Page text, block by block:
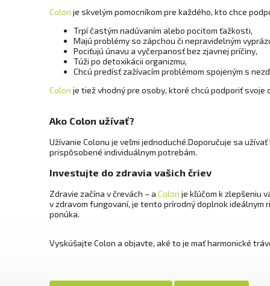
Colon je skvelým pomocníkom pre každého, kto chce
Trpí častým nadúvaním alebo pocitom ťažkosti,
Majú problémy so zápchou či nepravidelným
Pociťujú únavu a vyčerpanosť bez zjavnej príčiny,
Túži po detoxikácii organizmu,
Chcú predísť zažívacím problémom spojeným s
Colon je tiež vhodný pre osoby, ktoré chcú podporiť
Ako Colon užívať?
Užívanie Colonu je veľmi jednoduché.Doporučuje sa
prispôsobené individuálnym potrebám.
Investujte do zdravia vašich čriev
Zdravie začína v črevách – a Colon je kľúčom k zlepšeniu
v zdravom fungovaní, je tento prírodný doplnok
ponúka.
Vyskúšajte Colon a objavte, aké to je mať harmonické